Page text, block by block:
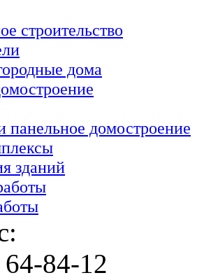
строительство
дома
панельное домостроение
зданий
84-12